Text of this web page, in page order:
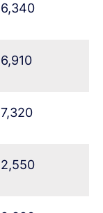
6,340
6,910
7,320
2,550